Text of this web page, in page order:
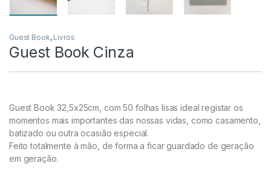
Guest Book, Livros
Guest Book Cinza
Guest Book 32,5x25cm, com 50 folhas lisas ideal registar os
momentos mais importantes das nossas vidas, como casamento,
batizado ou outra ocasião especial.
Feito totalmente à mão, de forma a ficar guardado de geração
em geração.